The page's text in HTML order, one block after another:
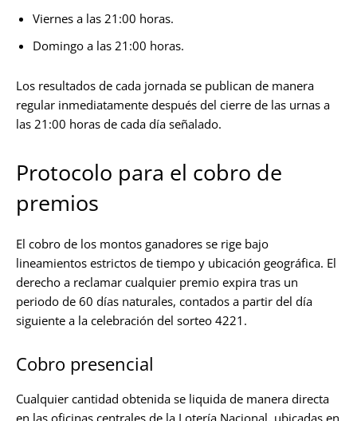
Viernes a las 21:00 horas.
Domingo a las 21:00 horas.
Los resultados de cada jornada se publican de manera
regular inmediatamente después del cierre de las urnas a
las 21:00 horas de cada día señalado.
Protocolo para el cobro de
premios
El cobro de los montos ganadores se rige bajo
lineamientos estrictos de tiempo y ubicación geográfica. El
derecho a reclamar cualquier premio expira tras un
periodo de 60 días naturales, contados a partir del día
siguiente a la celebración del sorteo 4221.
Cobro presencial
Cualquier cantidad obtenida se liquida de manera directa
en las oficinas centrales de la Lotería Nacional, ubicadas en